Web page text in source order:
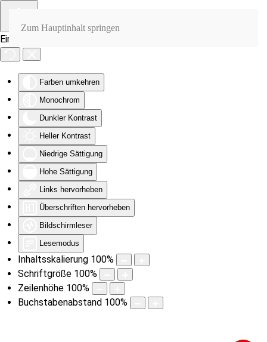
Eingabehilfen öffnen
Farben umkehren
Monochrom
Dunkler Kontrast
Heller Kontrast
Niedrige Sättigung
Hohe Sättigung
Links hervorheben
Überschriften hervorheben
Bildschirmleser
Lesemodus
Inhaltsskalierung 100%
Schriftgröße 100%
Zeilenhöhe 100%
Buchstabenabstand 100%
Zum Hauptinhalt springen